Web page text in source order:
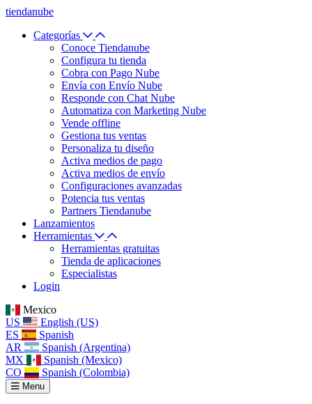
tiendanube
Categorías
Conoce Tiendanube
Configura tu tienda
Cobra con Pago Nube
Envía con Envío Nube
Responde con Chat Nube
Automatiza con Marketing Nube
Vende offline
Gestiona tus ventas
Personaliza tu diseño
Activa medios de pago
Activa medios de envío
Configuraciones avanzadas
Potencia tus ventas
Partners Tiendanube
Lanzamientos
Herramientas
Herramientas gratuitas
Tienda de aplicaciones
Especialistas
Login
Mexico
US
English (US)
ES
Spanish
AR
Spanish (Argentina)
MX
Spanish (Mexico)
CO
Spanish (Colombia)
Menu